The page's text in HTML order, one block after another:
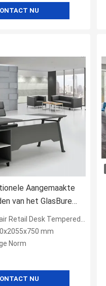
NU
Aangemaakte
van het GlasBureau
Tempered Glass Office Desk Glass Schrijftafel
mm
Norm
NU